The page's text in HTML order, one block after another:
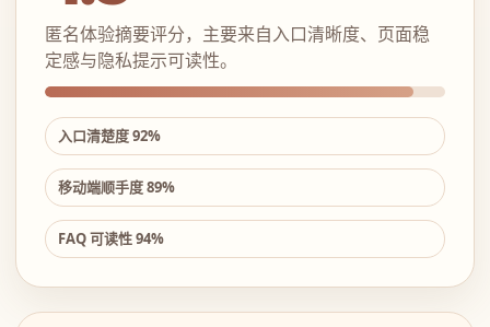
匿名体验摘要评分，主要来自入口清晰度、页面稳
定感与隐私提示可读性。
入口清楚度 92%
移动端顺手度 89%
FAQ 可读性 94%